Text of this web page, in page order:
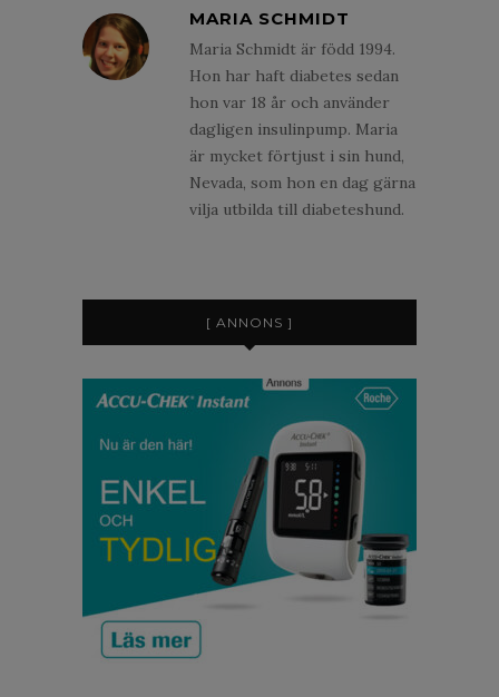
MARIA SCHMIDT
Maria Schmidt är född 1994.
Hon har haft diabetes sedan
hon var 18 år och använder
dagligen insulinpump. Maria
är mycket förtjust i sin hund,
Nevada, som hon en dag gärna
vilja utbilda till diabeteshund.
[ ANNONS ]